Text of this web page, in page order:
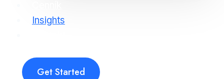
Insights
Get Started